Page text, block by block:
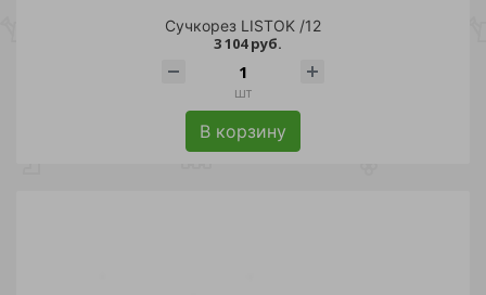
Сучкорез LISTOK /12
3 104 руб.
шт
В корзину